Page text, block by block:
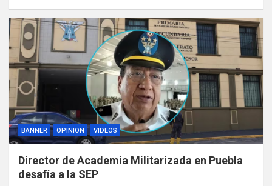
BANNER OPINION VIDEOS
Director de Academia Militarizada en Puebla
desafía a la SEP